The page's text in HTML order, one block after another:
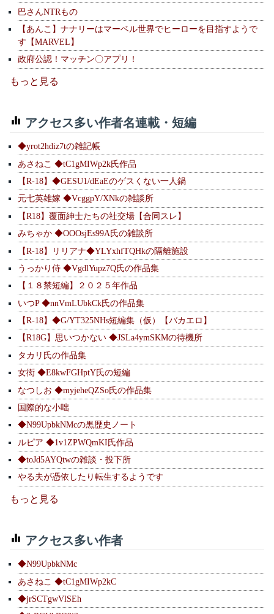
巴さんNTRもの
【あんこ】ナナリーはマーベル世界でヒーローを目指すようで
す【MARVEL】
政府公認！マッチン〇アプリ！
もっと見る
アクセス多い作者名連載・短編
◆yrot2hdiz7tの雑記帳
あさねこ ◆tC1gMIWp2k氏作品
【R-18】◆GESU1/dEaEのゲスくない一人鍋
元七英雄嫁 ◆VcggpY/XNkの雑談所
【R18】覆面紳士たちの社交場【合同スレ】
みちゃか ◆OOOsjEs99A氏の雑談所
【R-18】リリアナ◆YLYxhfTQHkの隔離施設
うっかり侍 ◆VgdlYupz7Q氏の作品集
【１８禁短編】２０２５年作品
いつP ◆nnVmLUbkCk氏の作品集
【R-18】◆G/YT325NHs短編集（仮）【バカエロ】
【R18G】思いつかない ◆JSLa4ymSKMの待機所
タカリ氏の作品集
女衒 ◆E8kwFGHptY氏の短編
なつしお ◆myjeheQZSo氏の作品集
国際的な小咄
◆N99UpbkNMcの黒歴史ノート
ルピア ◆1v1ZPWQmKI氏作品
◆toJd5AYQtwの雑談・投下所
やる夫が憑依したり転生するようです
もっと見る
アクセス多い作者
◆N99UpbkNMc
あさねこ ◆tC1gMIWp2kC
◆jrSCTgwVlSEh